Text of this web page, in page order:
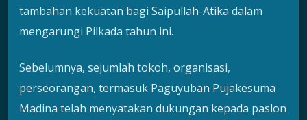
tambahan kekuatan bagi Saipullah-Atika dalam
mengarungi Pilkada tahun ini.
Sebelumnya, sejumlah tokoh, organisasi,
perseorangan, termasuk Paguyuban Pujakesuma
Madina telah menyatakan dukungan kepada paslon